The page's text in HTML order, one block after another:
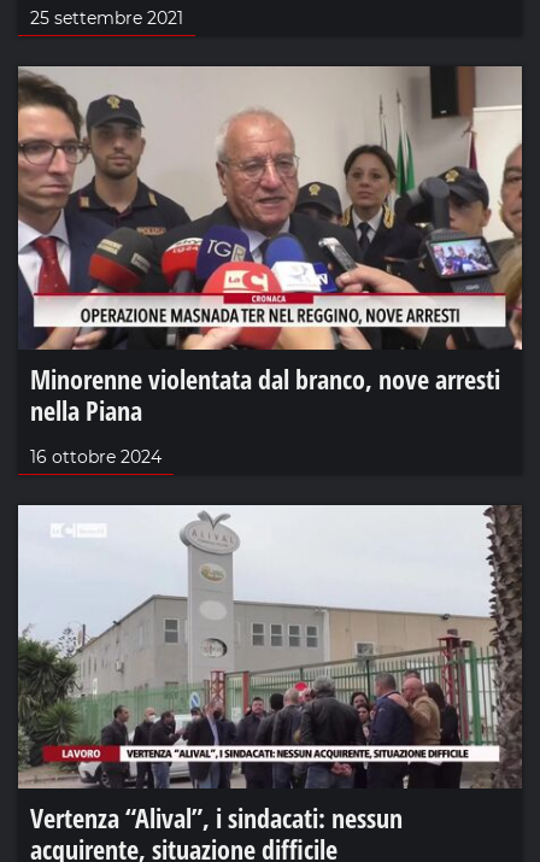
25 settembre 2021
Minorenne violentata dal branco, nove arresti
nella Piana
16 ottobre 2024
Vertenza “Alival”, i sindacati: nessun
acquirente, situazione difficile